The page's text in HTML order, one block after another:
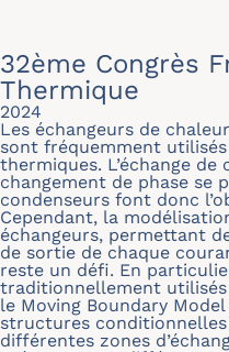
32ème Congrès
Thermique
2024
Les échangeurs de
sont fréquemment
thermiques. L’échange
changement de phase se
condenseurs font donc
Cependant, la
échangeurs, permettant
de sortie de chaque
reste un défi. En
traditionnellement
le Moving Boundary
structures conditionnelles
différentes zones